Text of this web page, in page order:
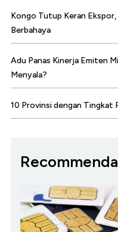
Kongo Tutup Keran
Berbahaya
Adu Panas Kinerja Emiten
Menyala?
10 Provinsi dengan Tingkat